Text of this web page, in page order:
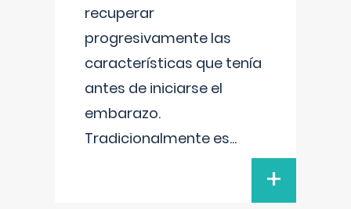
recuperar
progresivamente las
características que tenía
antes de iniciarse el
embarazo.
Tradicionalmente es...
+